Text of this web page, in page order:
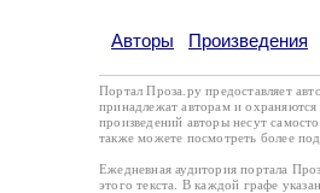
Авторы Произведения
Портал Проза.ру предоставляет
принадлежат авторам и охраняются
произведений авторы несут
также можете посмотреть более
Ежедневная аудитория портала
этого текста. В каждой графе